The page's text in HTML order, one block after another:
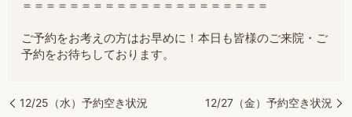
＝＝＝＝＝＝＝＝＝＝＝＝＝＝＝＝＝＝＝＝＝
ご予約をお考えの方はお早めに！本日も皆様のご来院・ご
予約をお待ちしております。
12/25（水）予約空き状況 12/27（金）予約空き状況